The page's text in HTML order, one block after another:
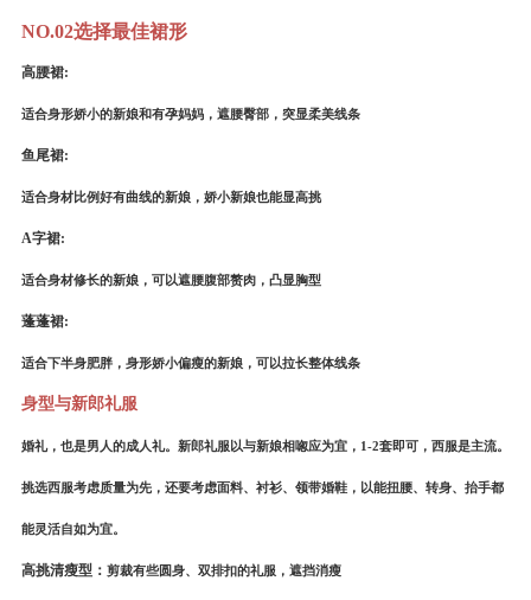
NO.02选择最佳裙形
高腰裙:
适合身形娇小的新娘和有孕妈妈，遮腰臀部，突显柔美线条
鱼尾裙:
适合身材比例好有曲线的新娘，娇小新娘也能显高挑
A字裙:
适合身材修长的新娘，可以遮腰腹部赘肉，凸显胸型
蓬蓬裙:
适合下半身肥胖，身形娇小偏瘦的新娘，可以拉长整体线条
身型与新郎礼服
婚礼，也是男人的成人礼。新郎礼服以与新娘相唿应为宜， 1-2套即可，西服是主流。
挑选西服考虑质量为先，还要考虑面料、衬衫、领带婚鞋，以能扭腰、转身、抬手都
能灵活自如为宜。
高挑清瘦型： 剪裁有些圆身、双排扣的礼服，遮挡消瘦